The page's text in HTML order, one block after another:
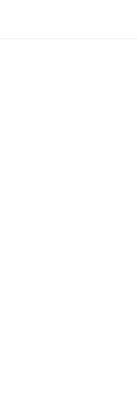
매각 결정 및 매매